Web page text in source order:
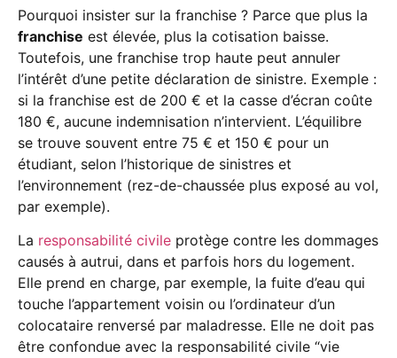
Pourquoi insister sur la franchise ? Parce que plus la
franchise est élevée, plus la cotisation baisse.
Toutefois, une franchise trop haute peut annuler
l’intérêt d’une petite déclaration de sinistre. Exemple :
si la franchise est de 200 € et la casse d’écran coûte
180 €, aucune indemnisation n’intervient. L’équilibre
se trouve souvent entre 75 € et 150 € pour un
étudiant, selon l’historique de sinistres et
l’environnement (rez-de-chaussée plus exposé au vol,
par exemple).
La responsabilité civile protège contre les dommages
causés à autrui, dans et parfois hors du logement.
Elle prend en charge, par exemple, la fuite d’eau qui
touche l’appartement voisin ou l’ordinateur d’un
colocataire renversé par maladresse. Elle ne doit pas
être confondue avec la responsabilité civile “vie